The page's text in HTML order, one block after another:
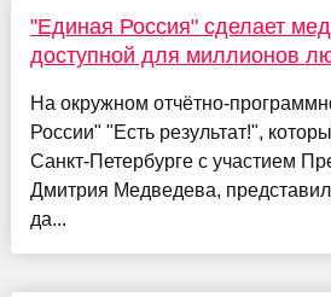
"Единая Россия" сделает
доступной для миллионов
На окружном отчётно-
России" "Есть результат!",
Санкт-Петербурге с участием
Дмитрия Медведева,
да...